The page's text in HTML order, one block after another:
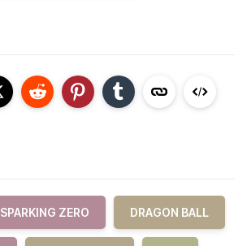
SPARKING ZERO DRAGON BALL